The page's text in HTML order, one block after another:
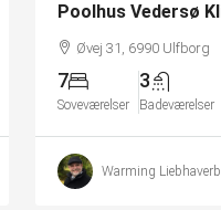
Poolhus Vedersø
Øvej 31, 6990 Ulfborg
7
Soveværelser
3
Badeværelser
Warming